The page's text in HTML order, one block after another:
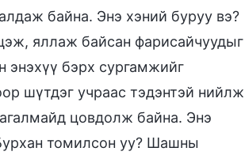
байна. Энэ хэний буруу вэ?
яллаж байсан фарисайчуудыг
энэхүү бэрх сургамжийг
шүтдэг учраас тэдэнтэй нийлж
цовдолж байна. Энэ
томилсон уу? Шашны